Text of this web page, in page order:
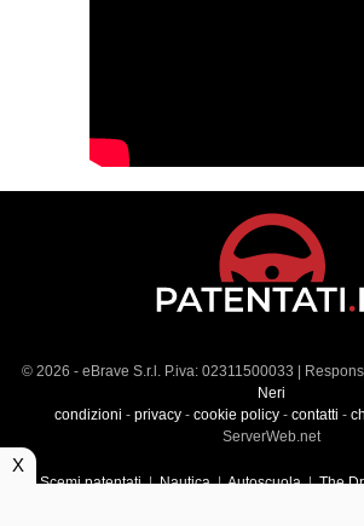
© 2026 - eBrave S.r.l. P.iva: 02311500033 |
Neri
condizioni - privacy- cookie policy- contatti -
ServerWeb.net
Scemi patentati|Nautica|Autoscuola|The
X